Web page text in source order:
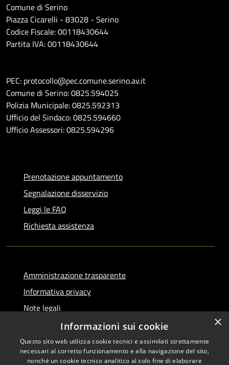
Comune di Serino
Piazza Cicarelli - 83028 - Serino
Codice Fiscale: 00118430644
Partita IVA: 00118430644
PEC: protocollo@pec.comune.serino.av.it
Comune di Serino: 0825.594025
Polizia Municipale: 0825.592313
Ufficio del Sindaco: 0825.594660
Ufficio Assessori: 0825.594296
Prenotazione appuntamento
Segnalazione disservizio
Leggi le FAQ
Richiesta assistenza
Amministrazione trasparente
Informativa privacy
Note legali
Dichiarazione di accessibilità
×
Informazioni sui cookie
Questo sito web utilizza cookie tecnici e assimilati strettamente
necessari al corretto funzionamento e alla navigazione del sito,
nonché un cookie tecnico analitico al solo fine di elaborare